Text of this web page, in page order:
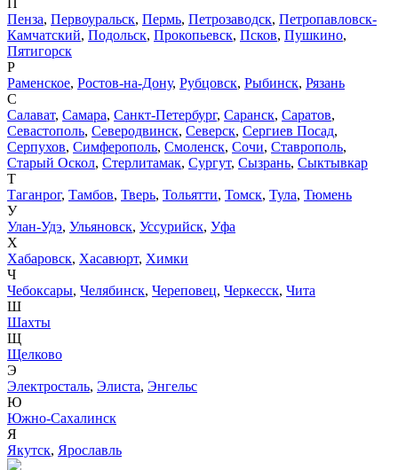
П
Пенза, Первоуральск, Пермь, Петрозаводск, Петропавловск-
Камчатский, Подольск, Прокопьевск, Псков, Пушкино,
Пятигорск
Р
Раменское, Ростов-на-Дону, Рубцовск, Рыбинск, Рязань
С
Салават, Самара, Санкт-Петербург, Саранск, Саратов,
Севастополь, Северодвинск, Северск, Сергиев Посад,
Серпухов, Симферополь, Смоленск, Сочи, Ставрополь,
Старый Оскол, Стерлитамак, Сургут, Сызрань, Сыктывкар
Т
Таганрог, Тамбов, Тверь, Тольятти, Томск, Тула, Тюмень
У
Улан-Удэ, Ульяновск, Уссурийск, Уфа
Х
Хабаровск, Хасавюрт, Химки
Ч
Чебоксары, Челябинск, Череповец, Черкесск, Чита
Ш
Шахты
Щ
Щелково
Э
Электросталь, Элиста, Энгельс
Ю
Южно-Сахалинск
Я
Якутск, Ярославль